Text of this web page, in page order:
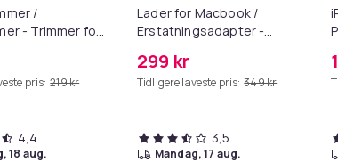
/
- Trimmer for
pris: 219 kr
4,4
18 aug.
Lader for Macbook /
Erstatningsadapter -
299 kr
Tidligere laveste pris: 349 kr
3,5
mandag, 17 aug.